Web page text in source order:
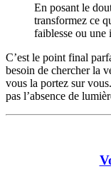
En posant le
transformez ce
faiblesse ou une
C’est le point final
besoin de chercher la
vous la portez sur
pas l’absence de